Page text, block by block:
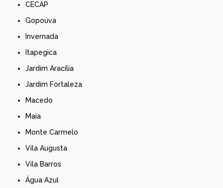
CECAP
Gopoúva
Invernada
Itapegica
Jardim Aracília
Jardim Fortaleza
Macedo
Maia
Monte Carmelo
Vila Augusta
Vila Barros
Água Azul